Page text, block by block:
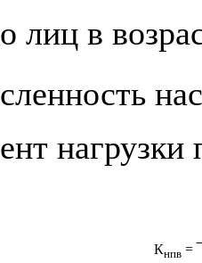
лиц в
нагрузки
Кнпв =